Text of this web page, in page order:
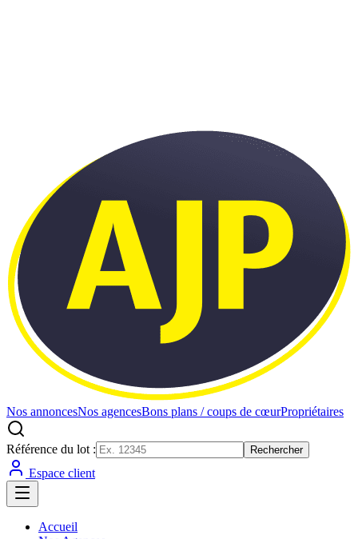
Nos annoncesNos agencesBons plans / coups de cœurPropriétaires
Référence du lot : Rechercher
Espace client
Accueil